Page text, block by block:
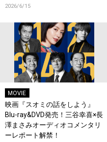
2026/6/15
MOVIE
映画『スオミの話をしよう』
Blu-ray&DVD発売！三谷幸喜×長
澤まさみオーディオコメンタリ
ーレポート解禁！